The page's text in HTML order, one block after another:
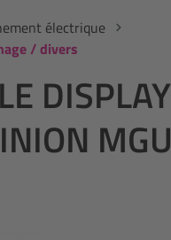
électrique
/ divers
DISPLAY
MGU